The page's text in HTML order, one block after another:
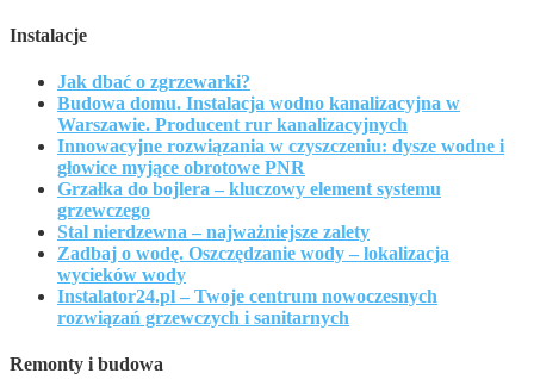
Instalacje
Jak dbać o zgrzewarki?
Budowa domu. Instalacja wodno kanalizacyjna w
Warszawie. Producent rur kanalizacyjnych
Innowacyjne rozwiązania w czyszczeniu: dysze wodne i
głowice myjące obrotowe PNR
Grzałka do bojlera – kluczowy element systemu
grzewczego
Stal nierdzewna – najważniejsze zalety
Zadbaj o wodę. Oszczędzanie wody – lokalizacja
wycieków wody
Instalator24.pl – Twoje centrum nowoczesnych
rozwiązań grzewczych i sanitarnych
Remonty i budowa